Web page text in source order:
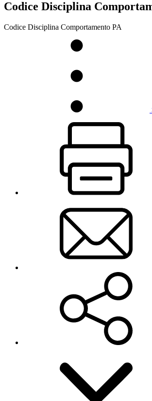
Codice Disciplina
Codice Disciplina Comportamento PA